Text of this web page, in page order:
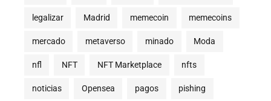
legalizar Madrid memecoin memecoins
mercado metaverso minado Moda
nfl NFT NFT Marketplace nfts
noticias Opensea pagos pishing